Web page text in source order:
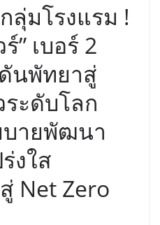
มโรงแรม !
” เบอร์ 2
นพัทยาสู่
ระดับโลก
บายพัฒนา
งใส
Net Zero